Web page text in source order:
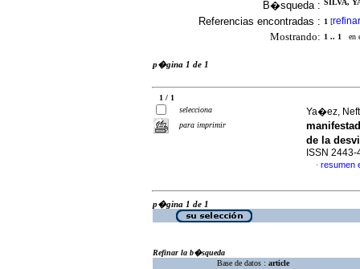
B�squeda : SILVA,
Referencias encontradas : 1 [refinar
Mostrando: 1 .. 1 en
p�gina 1 de 1
1 / 1
selecciona
para imprimir
Ya�ez,
de la
ISSN 2443-
· resumen
p�gina 1 de 1
Refinar la b�squeda
Base de datos : article